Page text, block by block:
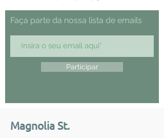
Faça parte da nossa lista de emails
Participar
Magnolia St.